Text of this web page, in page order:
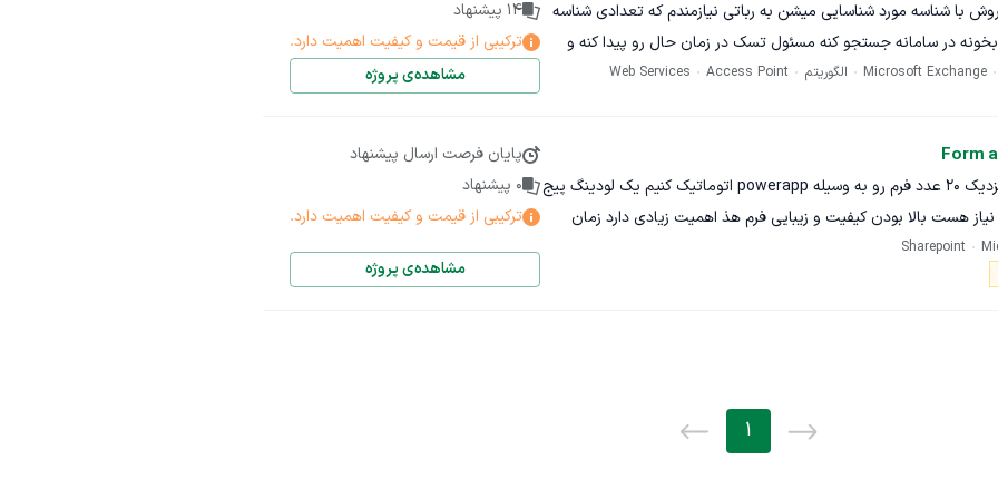
با شناسه مورد شناسایی میشن به رباتی نیازمندم که تعدادی شناسه
مورد رو از ستون های فایل اکسل بخونه در سامانه جستجو کنه مسئول تسک در زمان حال رو پیدا کنه و
عبارت بسته شده رو برگردونه
Microsoft Exchange الگوریتم Access Point
Web Services
14 پیشنهاد
ترکیبی از قیمت و کیفیت اهمیت دارد.
مشاهده‌ی پروژه
Form
سلام در این پروژه ما می‌خواهیم نزدیک 20 عدد فرم رو به وسیله powerapp اتوماتیک کنیم یک لودینگ پیج
بزای شروع با کتگوری های مختلف نیاز هست بالا بودن کیفیت و زیبایی فرم هذ اهمیت زیادی دارد زمان
سرشون شلوغه یا کار دیگری دارند که باید ظرف چند روز آینده
Sharepoint
پایان فرصت ارسال پیشنهاد
0 پیشنهاد
ترکیبی از قیمت و کیفیت اهمیت دارد.
مشاهده‌ی پروژه
1